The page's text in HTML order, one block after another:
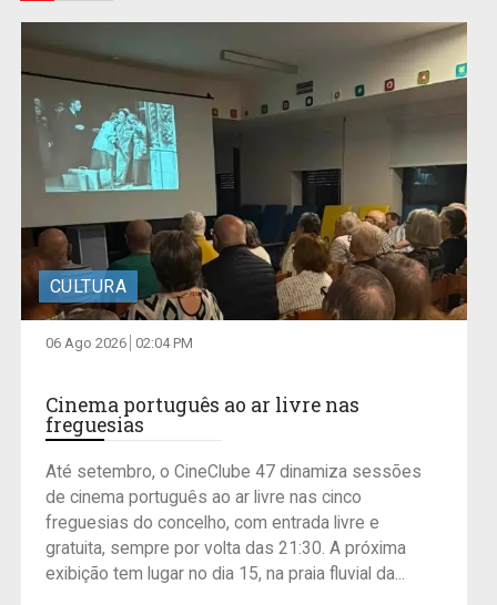
CULTURA
06 Ago 2026 02:04 PM
Cinema português ao ar livre nas
freguesias
Até setembro, o CineClube 47 dinamiza sessões
de cinema português ao ar livre nas cinco
freguesias do concelho, com entrada livre e
gratuita, sempre por volta das 21:30. A próxima
exibição tem lugar no dia 15, na praia fluvial da...